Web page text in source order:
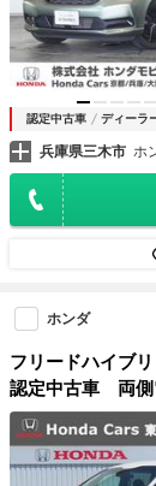
認定中古車 ディーラ
兵庫県三木市 ホ
ホンダ
フリードハイブ
認定中古車 両
ビ ＥＴＣ バッ
ズコントロール
再生 ＵＳＢ Ｂ